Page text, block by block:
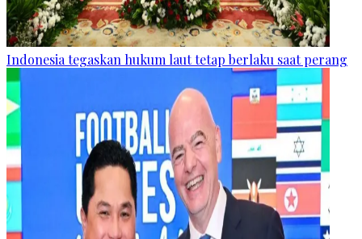
Indonesia tegaskan hukum laut tetap berlaku saat perang